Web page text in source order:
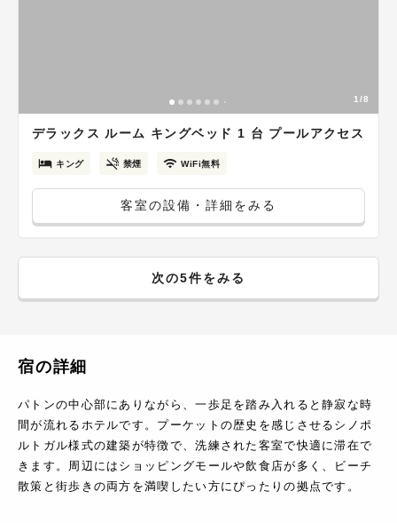
1/8
デラックス ルーム キングベッド 1 台 プールアクセス
キング 禁煙 WiFi無料
客室の設備・詳細をみる
次の5件をみる
宿の詳細
パトンの中心部にありながら、一歩足を踏み入れると静寂な時
間が流れるホテルです。プーケットの歴史を感じさせるシノポ
ルトガル様式の建築が特徴で、洗練された客室で快適に滞在で
きます。周辺にはショッピングモールや飲食店が多く、ビーチ
散策と街歩きの両方を満喫したい方にぴったりの拠点です。